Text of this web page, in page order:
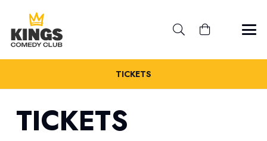
TICKETS
TICKETS